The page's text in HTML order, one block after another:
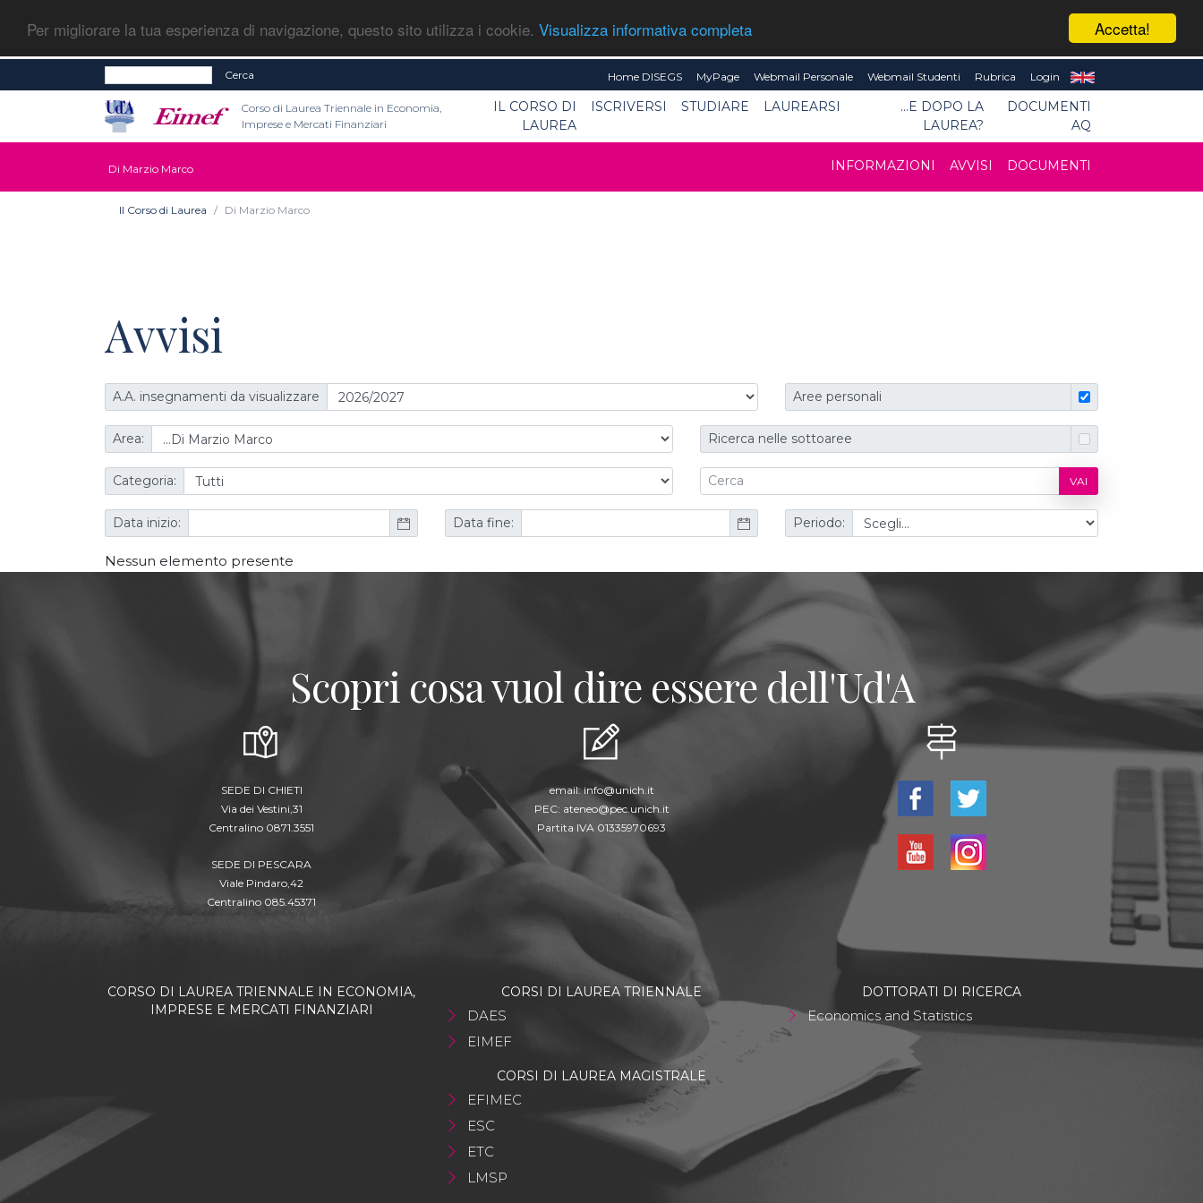
Accetta!
Per migliorare la tua esperienza di navigazione, questo sito utilizza i cookie. Visualizza informativa completa
Cerca Home DISEGS MyPage Webmail Personale Webmail Studenti Rubrica Login
Corso di Laurea Triennale in Economia,
Imprese e Mercati Finanziari
IL CORSO DI
LAUREA
ISCRIVERSI STUDIARE LAUREARSI
...E DOPO LA
LAUREA?
DOCUMENTI
AQ
Di Marzio Marco INFORMAZIONI AVVISI DOCUMENTI
Il Corso di Laurea Di Marzio Marco
Avvisi
A.A. insegnamenti da visualizzare Aree personali
Area: Ricerca nelle sottoaree
Categoria: VAI
Data inizio: Data fine: Periodo:
Nessun elemento presente
Scopri cosa vuol dire essere dell'Ud'A
SEDE DI CHIETI
Via dei Vestini,31
Centralino 0871.3551
SEDE DI PESCARA
Viale Pindaro,42
Centralino 085.45371
email:info@unich.it
PEC: ateneo@pec.unich.it
Partita IVA 01335970693
CORSO DI LAUREA TRIENNALE IN ECONOMIA,
IMPRESE E MERCATI FINANZIARI
CORSI DI LAUREA TRIENNALE
DAES
EIMEF
CORSI DI LAUREA MAGISTRALE
EFIMEC
ESC
ETC
LMSP
DOTTORATI DI RICERCA
Economics and Statistics